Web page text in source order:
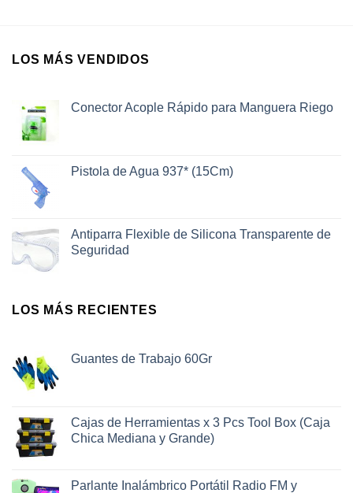
LOS MÁS VENDIDOS
Conector Acople Rápido para Manguera Riego
Pistola de Agua 937* (15Cm)
Antiparra Flexible de Silicona Transparente de
Seguridad
LOS MÁS RECIENTES
Guantes de Trabajo 60Gr
Cajas de Herramientas x 3 Pcs Tool Box (Caja
Chica Mediana y Grande)
Parlante Inalámbrico Portátil Radio FM y